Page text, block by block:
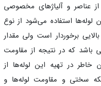
و آلیاژ‌های مخصوصی
استفاده می‌شود از نوع
برخوردار است ولی مقدار
که در نتیجه از مقاومت
در تهیه این لوله‌ها از
سختی و مقاومت لوله‌ها و